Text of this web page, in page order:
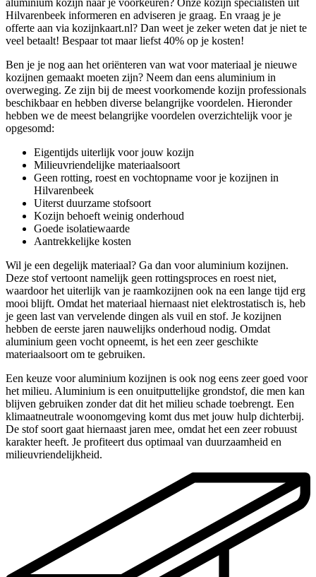
aluminium kozijn naar je voorkeuren? Onze kozijn specialisten uit
Hilvarenbeek informeren en adviseren je graag. En vraag je je
offerte aan via kozijnkaart.nl? Dan weet je zeker weten dat je niet te
veel betaalt! Bespaar tot maar liefst 40% op je kosten!
Ben je je nog aan het oriënteren van wat voor materiaal je nieuwe
kozijnen gemaakt moeten zijn? Neem dan eens aluminium in
overweging. Ze zijn bij de meest voorkomende kozijn professionals
beschikbaar en hebben diverse belangrijke voordelen. Hieronder
hebben we de meest belangrijke voordelen overzichtelijk voor je
opgesomd:
Eigentijds uiterlijk voor jouw kozijn
Milieuvriendelijke materiaalsoort
Geen rotting, roest en vochtopname voor je kozijnen in
Hilvarenbeek
Uiterst duurzame stofsoort
Kozijn behoeft weinig onderhoud
Goede isolatiewaarde
Aantrekkelijke kosten
Wil je een degelijk materiaal? Ga dan voor aluminium kozijnen.
Deze stof vertoont namelijk geen rottingsproces en roest niet,
waardoor het uiterlijk van je raamkozijnen ook na een lange tijd erg
mooi blijft. Omdat het materiaal hiernaast niet elektrostatisch is, heb
je geen last van vervelende dingen als vuil en stof. Je kozijnen
hebben de eerste jaren nauwelijks onderhoud nodig. Omdat
aluminium geen vocht opneemt, is het een zeer geschikte
materiaalsoort om te gebruiken.
Een keuze voor aluminium kozijnen is ook nog eens zeer goed voor
het milieu. Aluminium is een onuitputtelijke grondstof, die men kan
blijven gebruiken zonder dat dit het milieu schade toebrengt. Een
klimaatneutrale woonomgeving komt dus met jouw hulp dichterbij.
De stof soort gaat hiernaast jaren mee, omdat het een zeer robuust
karakter heeft. Je profiteert dus optimaal van duurzaamheid en
milieuvriendelijkheid.